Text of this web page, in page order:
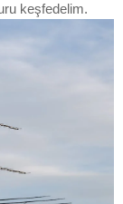
keşfedelim.